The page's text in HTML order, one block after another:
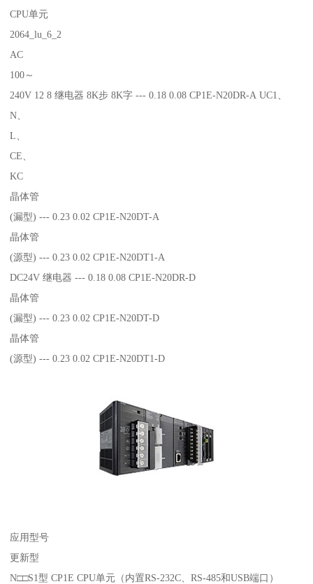
CPU单元
2064_lu_6_2
AC
100～
240V 12 8 继电器 8K步 8K字 --- 0.18 0.08 CP1E-N20DR-A UC1、
N、
L、
CE、
KC
晶体管
(漏型) --- 0.23 0.02 CP1E-N20DT-A
晶体管
(源型) --- 0.23 0.02 CP1E-N20DT1-A
DC24V 继电器 --- 0.18 0.08 CP1E-N20DR-D
晶体管
(漏型) --- 0.23 0.02 CP1E-N20DT-D
晶体管
(源型) --- 0.23 0.02 CP1E-N20DT1-D
应用型号
更新型
N□□S1型 CP1E CPU单元（内置RS-232C、RS-485和USB端口）